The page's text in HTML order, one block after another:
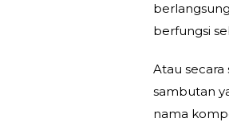
berfungsi
Atau
sambutan
nama